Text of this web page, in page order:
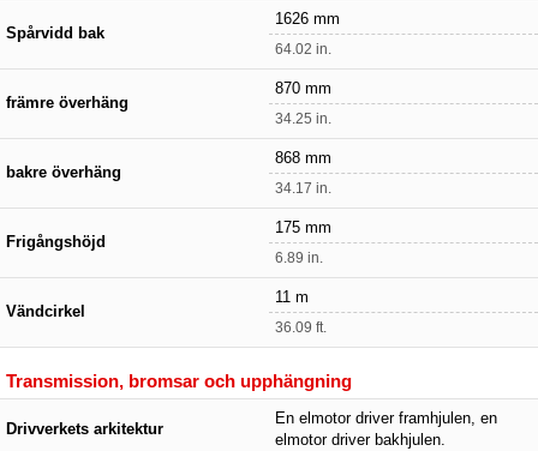
Spårvidd bak
1626 mm
64.02 in.
främre överhäng
870 mm
34.25 in.
bakre överhäng
868 mm
34.17 in.
Frigångshöjd
175 mm
6.89 in.
Vändcirkel
11 m
36.09 ft.
Transmission, bromsar och upphängning
Drivverkets arkitektur
En elmotor driver framhjulen, en
elmotor driver bakhjulen.